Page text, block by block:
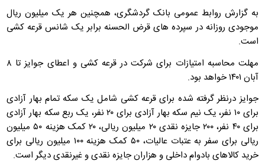
به گزارش روابط عمومی بانک گردشگری، همچنین هر یک میلیون ریال
موجودی روزانه در سپرده های قرض الحسنه برابر یک شانس قرعه کشی
است.
مهلت محاسبه امتیازات برای شرکت در قرعه کشی و اعطای جوایز تا ۸
آبان ۱۴۰۱ خواهد بود.
جوایز درنظر گرفته شده برای قرعه کشی شامل یک سکه تمام بهار آزادی
برای ۱۰ نفر، یک نیم سکه بهار آزادی برای ۲۰ نفر، یک ربع سکه بهار آزادی
برای ۴۰ نفر، ۲۰۰ جایزه نقدی ۲۰ میلیون ریالی، ۲۰ کمک هزینه ۵۰ میلیون
ریالی برای سفر به عتبات عالیات، ۵۰ کمک هزینه ۱۰۰ میلیون ریالی برای
خرید کالاهای بادوام داخلی و هزاران جایزه نقدی و غیرنقدی دیگر است.